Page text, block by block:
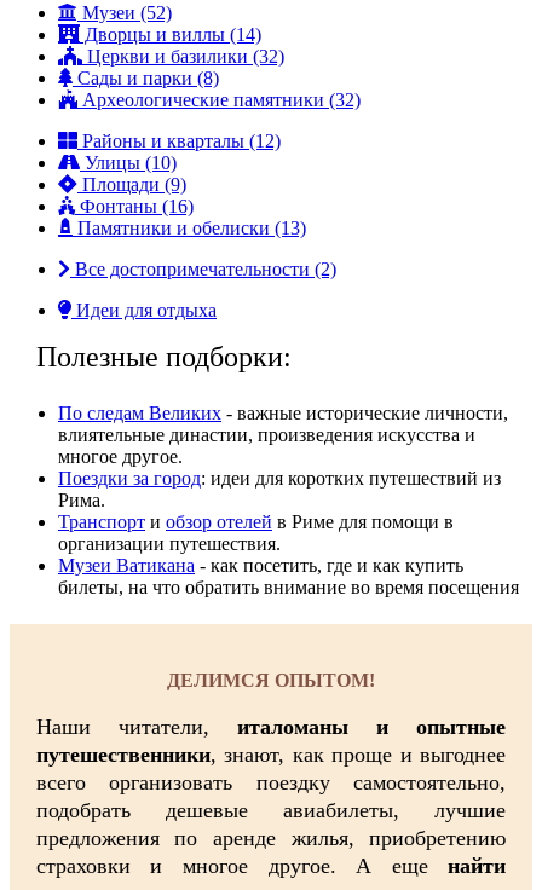
Музеи (52)
Дворцы и виллы (14)
Церкви и базилики (32)
Сады и парки (8)
Археологические памятники (32)
Районы и кварталы (12)
Улицы (10)
Площади (9)
Фонтаны (16)
Памятники и обелиски (13)
Все достопримечательности (2)
Идеи для отдыха
Полезные подборки:
По следам Великих - важные исторические личности,
влиятельные династии, произвeдения искусства и
многое другое.
Поездки за город: идеи для коротких путешествий из
Рима.
Транспорт и обзор отелей в Риме для помощи в
организации путешествия.
Музеи Ватикана - как посетить, где и как купить
билеты, на что обратить внимание во время посещения
ДЕЛИМСЯ ОПЫТОМ!
Наши читатели, италоманы и опытные
путешественники, знают, как проще и выгоднее
всего организовать поездку самостоятельно,
подобрать дешевые авиабилеты, лучшие
предложения по аренде жилья, приобретению
страховки и многое другое. А ещенайти